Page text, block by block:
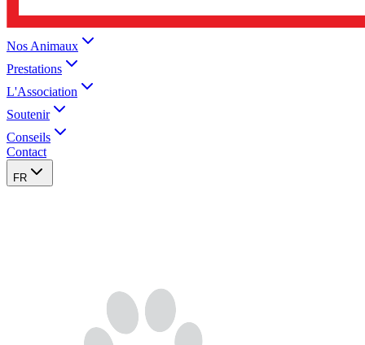
Nos Animaux
Prestations
L'Association
Soutenir
Conseils
Contact
FR